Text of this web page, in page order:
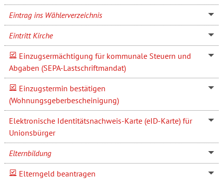
Eintrag ins Wählerverzeichnis
Eintritt Kirche
Einzugsermächtigung für kommunale Steuern und
Abgaben (SEPA-Lastschriftmandat)
Einzugstermin bestätigen
(Wohnungsgeberbescheinigung)
Elektronische Identitätsnachweis-Karte (eID-Karte) für
Unionsbürger
Elternbildung
Elterngeld beantragen